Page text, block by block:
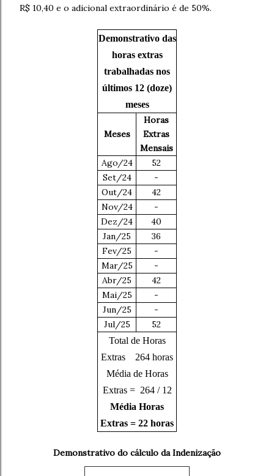
R$ 10,40 e o adicional extraordinário é de 50%.
Demonstrativo das
horas extras
trabalhadas nos
últimos 12 (doze)
meses
Meses
Horas
Extras
Mensais
Ago/24
52
Set/24
-
Out/24
42
Nov/24
-
Dez/24
40
Jan/25
36
Fev/25
-
Mar/25
-
Abr/25
42
Mai/25
-
Jun/25
-
Jul/25
52
Total de Horas
Extras 264 horas
Média de Horas
Extras = 264 / 12
Média Horas
Extras = 22 horas
Demonstrativo do cálculo da Indenização